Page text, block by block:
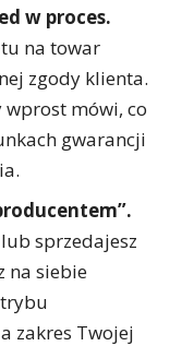
w proces.
na towar
zgody klienta.
mówi, co
gwarancji
sprzedajesz
na siebie
zakres Twojej